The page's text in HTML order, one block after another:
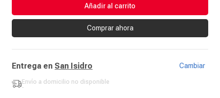
Añadir al carrito
Comprar ahora
Entrega en San Isidro Cambiar
Envío a domicilio no disponible
-